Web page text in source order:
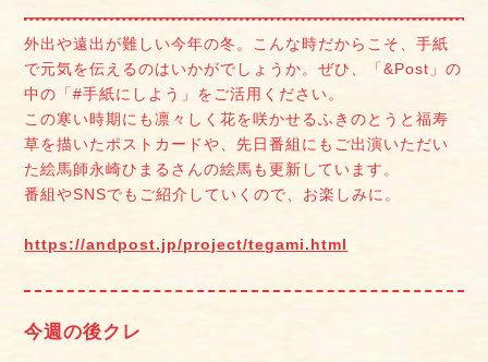
外出や遠出が難しい今年の冬。こんな時だからこそ、手紙
で元気を伝えるのはいかがでしょうか。ぜひ、「&Post」の
中の「#手紙にしよう」をご活用ください。
この寒い時期にも凛々しく花を咲かせるふきのとうと福寿
草を描いたポストカードや、先日番組にもご出演いただい
た絵馬師永崎ひまるさんの絵馬も更新しています。
番組やSNSでもご紹介していくので、お楽しみに。
https://andpost.jp/project/tegami.html
今週の後クレ